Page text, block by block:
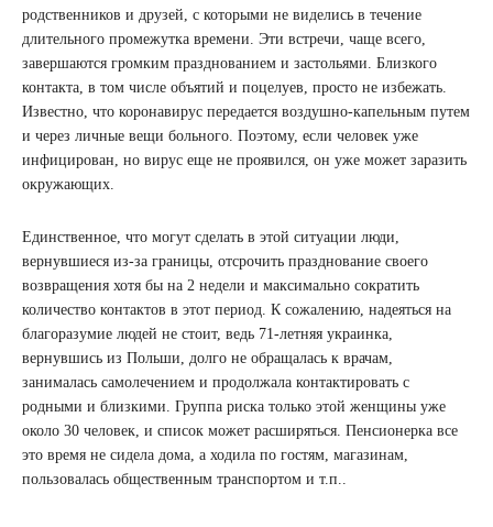
родственников и друзей, с которыми не виделись в течение
длительного промежутка времени. Эти встречи, чаще всего,
завершаются громким празднованием и застольями. Близкого
контакта, в том числе объятий и поцелуев, просто не избежать.
Известно, что коронавирус передается воздушно-капельным путем
и через личные вещи больного. Поэтому, если человек уже
инфицирован, но вирус еще не проявился, он уже может заразить
окружающих.
Единственное, что могут сделать в этой ситуации люди,
вернувшиеся из-за границы, отсрочить празднование своего
возвращения хотя бы на 2 недели и максимально сократить
количество контактов в этот период. К сожалению, надеяться на
благоразумие людей не стоит, ведь 71-летняя украинка,
вернувшись из Польши, долго не обращалась к врачам,
занималась самолечением и продолжала контактировать с
родными и близкими. Группа риска только этой женщины уже
около 30 человек, и список может расширяться. Пенсионерка все
это время не сидела дома, а ходила по гостям, магазинам,
пользовалась общественным транспортом и т.п..